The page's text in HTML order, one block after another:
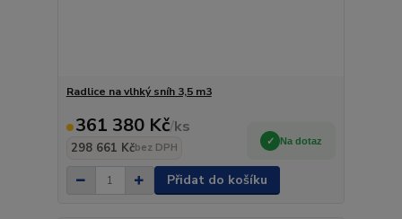
Radlice na vlhký sníh 3,5 m3
361 380 Kč/ks
298 661 Kčbez DPH
Na dotaz
Přidat do košíku